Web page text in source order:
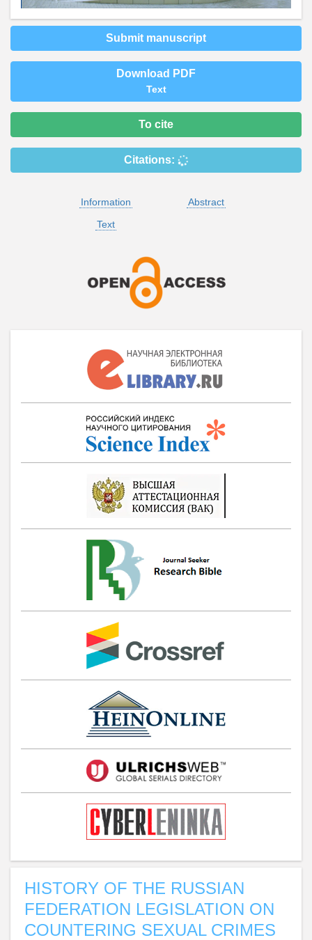
Submit manuscript
Download PDF
Text
To cite
Citations:
Information
Abstract
Text
HISTORY OF THE RUSSIAN
FEDERATION LEGISLATION ON
COUNTERING SEXUAL CRIMES